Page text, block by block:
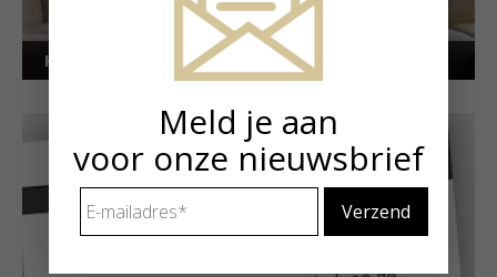
Kunstuitleen voor particulieren
Meld je aan
voor onze nieuwsbrief
mailadres *